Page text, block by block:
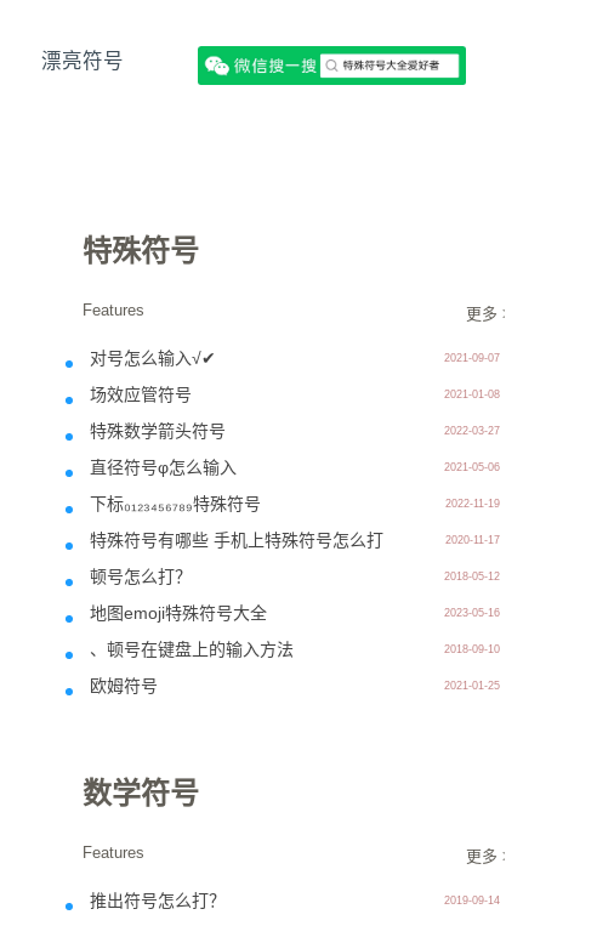
漂亮符号
特殊符号
Features 更多 >>
对号怎么输入√✔ 2021-09-07
场效应管符号 2021-01-08
特殊数学箭头符号 2022-03-27
直径符号φ怎么输入 2021-05-06
下标₀₁₂₃₄₅₆₇₈₉特殊符号 2022-11-19
特殊符号有哪些 手机上特殊符号怎么打 2020-11-17
顿号怎么打？ 2018-05-12
地图emoji特殊符号大全 2023-05-16
、顿号在键盘上的输入方法 2018-09-10
欧姆符号 2021-01-25
数学符号
Features 更多 >>
推出符号怎么打？ 2019-09-14